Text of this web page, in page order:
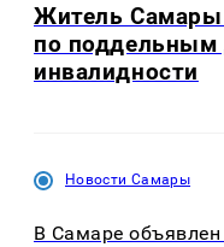
Житель Самары
по поддельным
инвалидности
Новости Самары
В Самаре